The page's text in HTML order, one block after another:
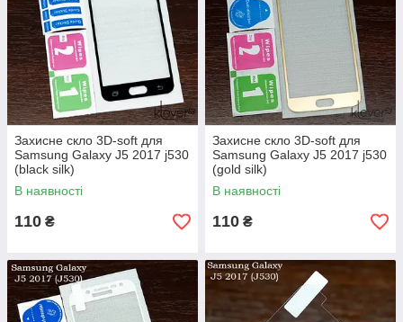
Захисне скло 3D-soft для
Samsung Galaxy J5 2017 j530
(black silk)
В наявності
110 ₴
Захисне скло 3D-soft для
Samsung Galaxy J5 2017 j530
(gold silk)
В наявності
110 ₴